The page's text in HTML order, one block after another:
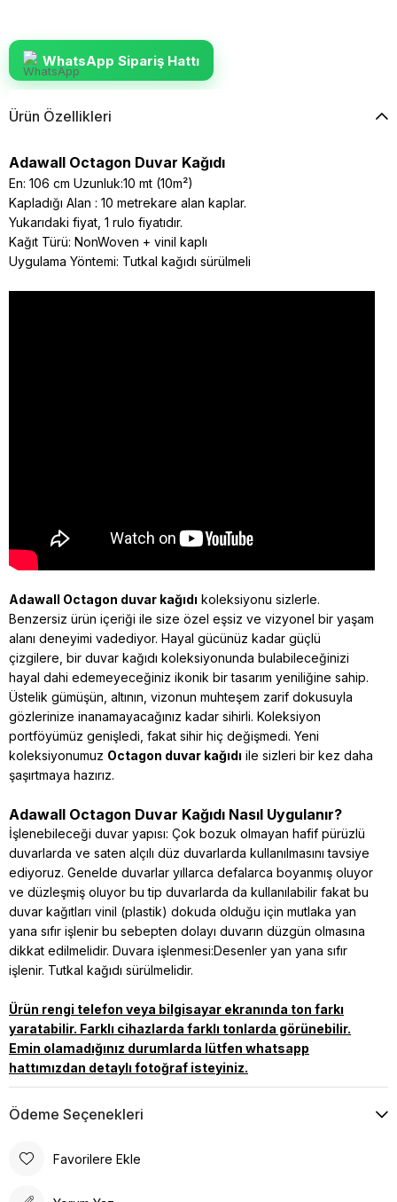
WhatsApp Sipariş Hattı
Ürün Özellikleri
Adawall Octagon Duvar Kağıdı
En: 106 cm Uzunluk:10 mt (10m²)
Kapladığı Alan : 10 metrekare alan kaplar.
Yukarıdaki fiyat, 1 rulo fiyatıdır.
Kağıt Türü: NonWoven + vinil kaplı
Uygulama Yöntemi: Tutkal kağıdı sürülmeli
Adawall Octagon duvar kağıdı koleksiyonu sizlerle.
Benzersiz ürün içeriği ile size özel eşsiz ve vizyonel bir yaşam
alanı deneyimi vadediyor. Hayal gücünüz kadar güçlü
çizgilere, bir duvar kağıdı koleksiyonunda bulabileceğinizi
hayal dahi edemeyeceğiniz ikonik bir tasarım yeniliğine sahip.
Üstelik gümüşün, altının, vizonun muhteşem zarif dokusuyla
gözlerinize inanamayacağınız kadar sihirli. Koleksiyon
portföyümüz genişledi, fakat sihir hiç değişmedi. Yeni
koleksiyonumuz Octagon duvar kağıdı ile sizleri bir kez daha
şaşırtmaya hazırız.
Adawall Octagon Duvar Kağıdı Nasıl Uygulanır?
İşlenebileceği duvar yapısı: Çok bozuk olmayan hafif pürüzlü
duvarlarda ve saten alçılı düz duvarlarda kullanılmasını tavsiye
ediyoruz. Genelde duvarlar yıllarca defalarca boyanmış oluyor
ve düzleşmiş oluyor bu tip duvarlarda da kullanılabilir fakat bu
duvar kağıtları vinil (plastik) dokuda olduğu için mutlaka yan
yana sıfır işlenir bu sebepten dolayı duvarın düzgün olmasına
dikkat edilmelidir. Duvara işlenmesi:Desenler yan yana sıfır
işlenir. Tutkal kağıdı sürülmelidir.
Ürün rengi telefon veya bilgisayar ekranında ton farkı
yaratabilir. Farklı cihazlarda farklı tonlarda görünebilir.
Emin olamadığınız durumlarda lütfen whatsapp
hattımızdan detaylı fotoğraf isteyiniz.
Ödeme Seçenekleri
Favorilere Ekle